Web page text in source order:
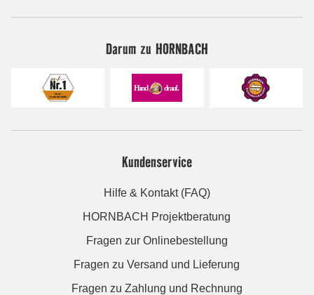
Darum zu HORNBACH
Kundenservice
Hilfe & Kontakt (FAQ)
HORNBACH Projektberatung
Fragen zur Onlinebestellung
Fragen zu Versand und Lieferung
Fragen zu Zahlung und Rechnung